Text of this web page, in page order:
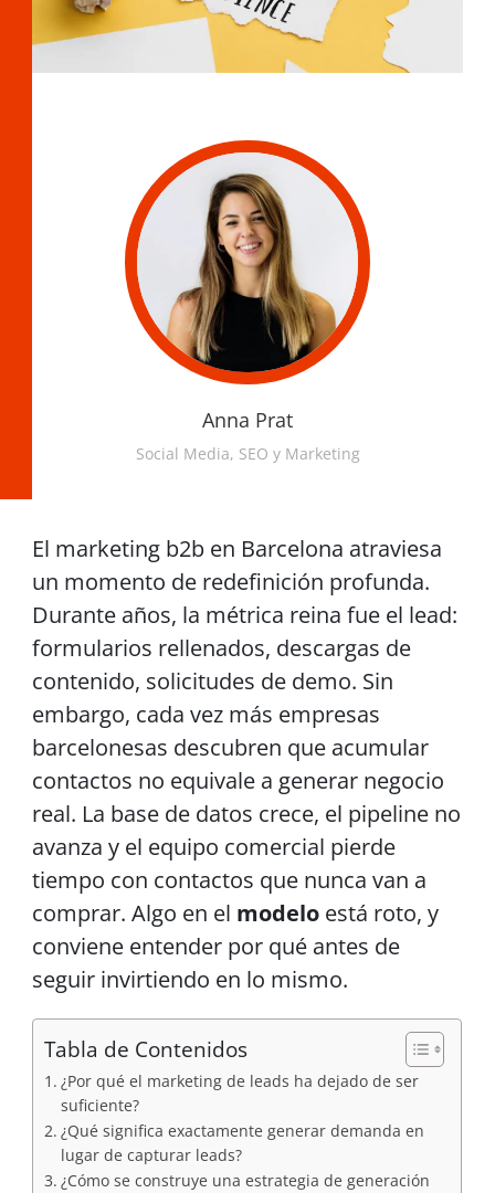
Anna Prat
Social Media, SEO y Marketing
El marketing b2b en Barcelona atraviesa
un momento de redefinición profunda.
Durante años, la métrica reina fue el lead:
formularios rellenados, descargas de
contenido, solicitudes de demo. Sin
embargo, cada vez más empresas
barcelonesas descubren que acumular
contactos no equivale a generar negocio
real. La base de datos crece, el pipeline no
avanza y el equipo comercial pierde
tiempo con contactos que nunca van a
comprar. Algo en el modelo está roto, y
conviene entender por qué antes de
seguir invirtiendo en lo mismo.
Tabla de Contenidos
¿Por qué el marketing de leads ha dejado de ser
suficiente?
¿Qué significa exactamente generar demanda en
lugar de capturar leads?
¿Cómo se construye una estrategia de generación